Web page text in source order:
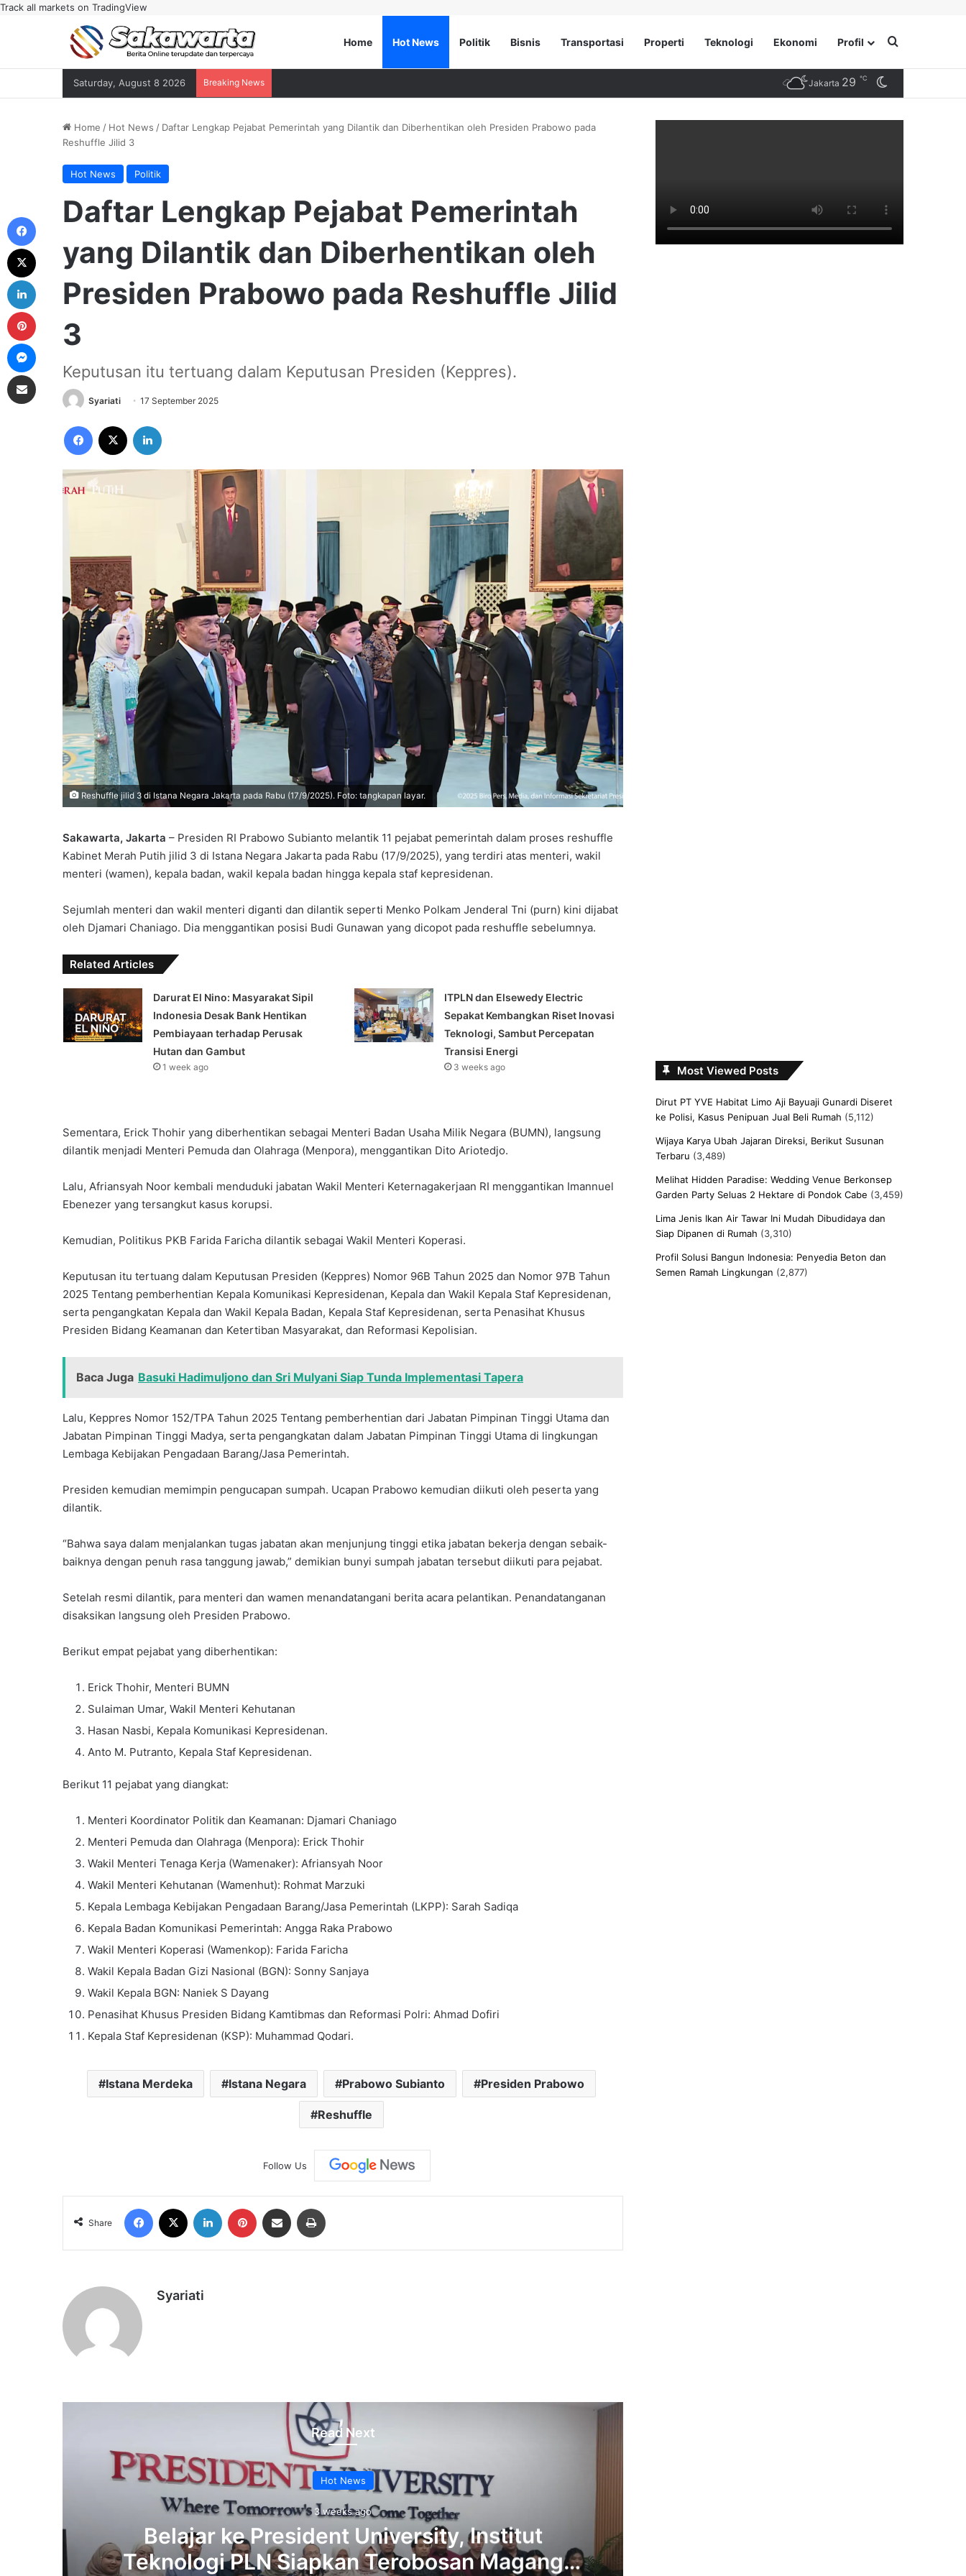
Track all markets on TradingView
Home Hot News Politik Bisnis Transportasi Properti Teknologi Ekonomi Profil Search for
Saturday, August 8 2026 Breaking News Jakarta 29 ℃
Home / Hot News / Daftar Lengkap Pejabat Pemerintah yang Dilantik dan Diberhentikan oleh Presiden Prabowo pada
Reshuffle Jilid 3
Hot News Politik
Daftar Lengkap Pejabat Pemerintah
yang Dilantik dan Diberhentikan oleh
Presiden Prabowo pada Reshuffle Jilid
3
Keputusan itu tertuang dalam Keputusan Presiden (Keppres).
Syariati 17 September 2025
Facebook
Reshuffle jilid 3 di Istana Negara Jakarta pada Rabu (17/9/2025). Foto: tangkapan layar.
Sakawarta, Jakarta – Presiden RI Prabowo Subianto melantik 11 pejabat pemerintah dalam proses reshuffle
Kabinet Merah Putih jilid 3 di Istana Negara Jakarta pada Rabu (17/9/2025), yang terdiri atas menteri, wakil
menteri (wamen), kepala badan, wakil kepala badan hingga kepala staf kepresidenan.
Sejumlah menteri dan wakil menteri diganti dan dilantik seperti Menko Polkam Jenderal Tni (purn) kini dijabat
oleh Djamari Chaniago. Dia menggantikan posisi Budi Gunawan yang dicopot pada reshuffle sebelumnya.
Related Articles
Darurat El Nino: Masyarakat Sipil
Indonesia Desak Bank Hentikan
Pembiayaan terhadap Perusak
Hutan dan Gambut
1 week ago
ITPLN dan Elsewedy Electric
Sepakat Kembangkan Riset Inovasi
Teknologi, Sambut Percepatan
Transisi Energi
3 weeks ago
Sementara, Erick Thohir yang diberhentikan sebagai Menteri Badan Usaha Milik Negara (BUMN), langsung
dilantik menjadi Menteri Pemuda dan Olahraga (Menpora), menggantikan Dito Ariotedjo.
Lalu, Afriansyah Noor kembali menduduki jabatan Wakil Menteri Keternagakerjaan RI menggantikan Imannuel
Ebenezer yang tersangkut kasus korupsi.
Kemudian, Politikus PKB Farida Faricha dilantik sebagai Wakil Menteri Koperasi.
Keputusan itu tertuang dalam Keputusan Presiden (Keppres) Nomor 96B Tahun 2025 dan Nomor 97B Tahun
2025 Tentang pemberhentian Kepala Komunikasi Kepresidenan, Kepala dan Wakil Kepala Staf Kepresidenan,
serta pengangkatan Kepala dan Wakil Kepala Badan, Kepala Staf Kepresidenan, serta Penasihat Khusus
Presiden Bidang Keamanan dan Ketertiban Masyarakat, dan Reformasi Kepolisian.
Baca Juga Basuki Hadimuljono dan Sri Mulyani Siap Tunda Implementasi Tapera
Lalu, Keppres Nomor 152/TPA Tahun 2025 Tentang pemberhentian dari Jabatan Pimpinan Tinggi Utama dan
Jabatan Pimpinan Tinggi Madya, serta pengangkatan dalam Jabatan Pimpinan Tinggi Utama di lingkungan
Lembaga Kebijakan Pengadaan Barang/Jasa Pemerintah.
Presiden kemudian memimpin pengucapan sumpah. Ucapan Prabowo kemudian diikuti oleh peserta yang
dilantik.
“Bahwa saya dalam menjalankan tugas jabatan akan menjunjung tinggi etika jabatan bekerja dengan sebaik-
baiknya dengan penuh rasa tanggung jawab,” demikian bunyi sumpah jabatan tersebut diikuti para pejabat.
Setelah resmi dilantik, para menteri dan wamen menandatangani berita acara pelantikan. Penandatanganan
disaksikan langsung oleh Presiden Prabowo.
Berikut empat pejabat yang diberhentikan:
Erick Thohir, Menteri BUMN
Sulaiman Umar, Wakil Menteri Kehutanan
Hasan Nasbi, Kepala Komunikasi Kepresidenan.
Anto M. Putranto, Kepala Staf Kepresidenan.
Berikut 11 pejabat yang diangkat:
Menteri Koordinator Politik dan Keamanan: Djamari Chaniago
Menteri Pemuda dan Olahraga (Menpora): Erick Thohir
Wakil Menteri Tenaga Kerja (Wamenaker): Afriansyah Noor
Wakil Menteri Kehutanan (Wamenhut): Rohmat Marzuki
Kepala Lembaga Kebijakan Pengadaan Barang/Jasa Pemerintah (LKPP): Sarah Sadiqa
Kepala Badan Komunikasi Pemerintah: Angga Raka Prabowo
Wakil Menteri Koperasi (Wamenkop): Farida Faricha
Wakil Kepala Badan Gizi Nasional (BGN): Sonny Sanjaya
Wakil Kepala BGN: Naniek S Dayang
Penasihat Khusus Presiden Bidang Kamtibmas dan Reformasi Polri: Ahmad Dofiri
Kepala Staf Kepresidenan (KSP): Muhammad Qodari.
Istana Merdeka Istana Negara Prabowo Subianto Presiden Prabowo
Reshuffle
Follow Us
Share
Facebook LinkedIn Pinterest Share via Email
Syariati
Read Next
Hot News
3 weeks ago
Belajar ke President University, Institut
Teknologi PLN Siapkan Terobosan Magang
Most Viewed Posts
Dirut PT YVE Habitat Limo Aji Bayuaji Gunardi Diseret
ke Polisi, Kasus Penipuan Jual Beli Rumah (5,112)
Wijaya Karya Ubah Jajaran Direksi, Berikut Susunan
Terbaru (3,489)
Melihat Hidden Paradise: Wedding Venue Berkonsep
Garden Party Seluas 2 Hektare di Pondok Cabe (3,459)
Lima Jenis Ikan Air Tawar Ini Mudah Dibudidaya dan
Siap Dipanen di Rumah (3,310)
Profil Solusi Bangun Indonesia: Penyedia Beton dan
Semen Ramah Lingkungan (2,877)
Facebook
Messenger